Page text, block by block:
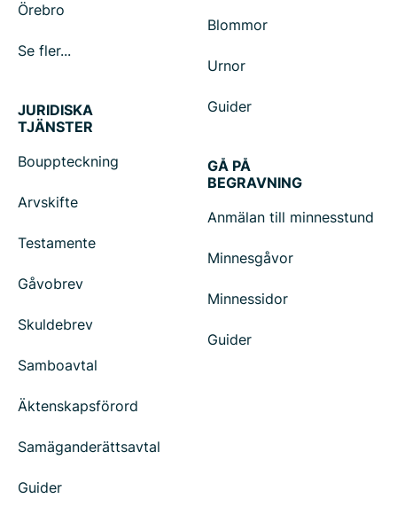
Örebro
Se fler...
Blommor
Urnor
Guider
JURIDISKA
TJÄNSTER
Bouppteckning
Arvskifte
Testamente
Gåvobrev
Skuldebrev
Samboavtal
Äktenskapsförord
Samäganderättsavtal
Guider
GÅ PÅ
BEGRAVNING
Anmälan till minnesstund
Minnesgåvor
Minnessidor
Guider